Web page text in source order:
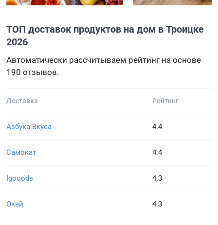
ТОП доставок продуктов на дом в Троицке
2026
Автоматически рассчитываем рейтинг на основе
190 отзывов.
Доставка Рейтинг
Азбука Вкуса 4.4
Самокат 4.4
Igooods 4.3
Окей 4.3